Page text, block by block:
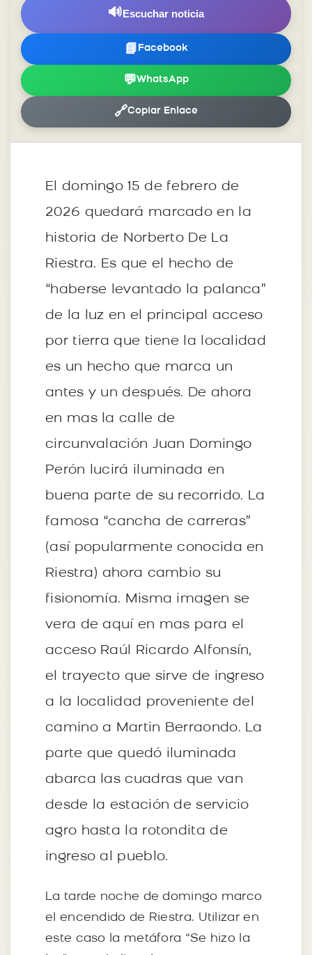
🔊Escuchar noticia
📘 Facebook
💬WhatsApp
🔗Copiar Enlace
El domingo 15 de febrero de
2026 quedará marcado en la
historia de Norberto De La
Riestra. Es que el hecho de
“haberse levantado la palanca”
de la luz en el principal acceso
por tierra que tiene la localidad
es un hecho que marca un
antes y un después. De ahora
en mas la calle de
circunvalación Juan Domingo
Perón lucirá iluminada en
buena parte de su recorrido. La
famosa “cancha de carreras”
(así popularmente conocida en
Riestra) ahora cambio su
fisionomía. Misma imagen se
vera de aquí en mas para el
acceso Raúl Ricardo Alfonsín,
el trayecto que sirve de ingreso
a la localidad proveniente del
camino a Martin Berraondo. La
parte que quedó iluminada
abarca las cuadras que van
desde la estación de servicio
agro hasta la rotondita de
ingreso al pueblo.
La tarde noche de domingo marco
el encendido de Riestra. Utilizar en
este caso la metáfora “Se hizo la